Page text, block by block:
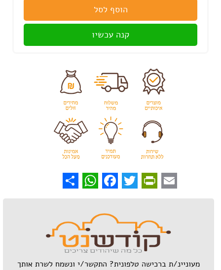
הוסף לסל
קנה עכשיו
Email
PrintFriendly
Twitter
Facebook
WhatsApp
Share
מעוניינ/ת ברכישה טלפונית? התקשר/י ונשמח לשרת אותך